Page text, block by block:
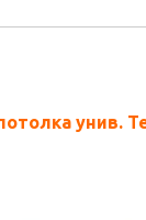
унив.